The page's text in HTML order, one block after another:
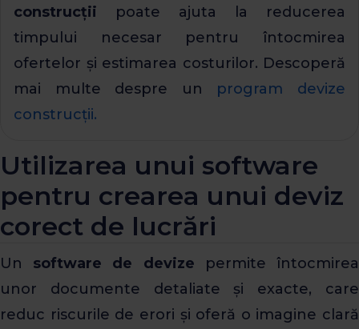
construcții poate ajuta la reducerea
timpului necesar pentru întocmirea
ofertelor și estimarea costurilor. Descoperă
mai multe despre un program devize
construcții.
Utilizarea unui software
pentru crearea unui deviz
corect de lucrări
Un software de devize permite întocmirea
unor documente detaliate și exacte, care
reduc riscurile de erori și oferă o imagine clară